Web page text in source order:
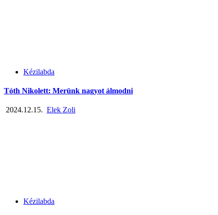
Kézilabda
Tóth Nikolett: Merünk nagyot álmodni
2024.12.15. Elek Zoli
Kézilabda